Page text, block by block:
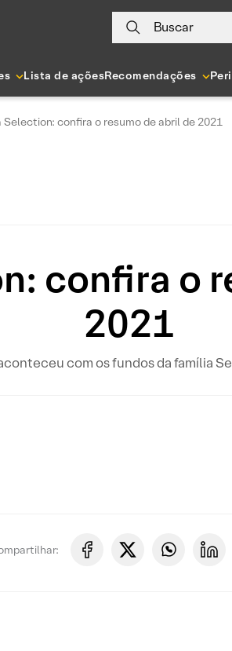
Buscar
Lista de açõesRecomendações
Selection: confira o resumo de abril de 2021
confira o
2021
com os fundos da família